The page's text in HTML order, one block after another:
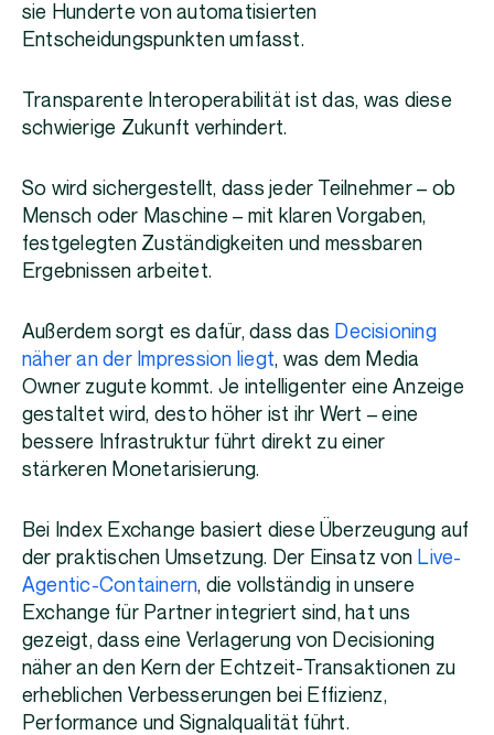
sie Hunderte von automatisierten
Entscheidungspunkten umfasst.
Transparente Interoperabilität ist das, was diese
schwierige Zukunft verhindert.
So wird sichergestellt, dass jeder Teilnehmer – ob
Mensch oder Maschine – mit klaren Vorgaben,
festgelegten Zuständigkeiten und messbaren
Ergebnissen arbeitet.
Außerdem sorgt es dafür, dass das Decisioning
näher an der Impression liegt, was dem Media
Owner zugute kommt. Je intelligenter eine Anzeige
gestaltet wird, desto höher ist ihr Wert – eine
bessere Infrastruktur führt direkt zu einer
stärkeren Monetarisierung.
Bei Index Exchange basiert diese Überzeugung auf
der praktischen Umsetzung. Der Einsatz von Live-
Agentic-Containern, die vollständig in unsere
Exchange für Partner integriert sind, hat uns
gezeigt, dass eine Verlagerung von Decisioning
näher an den Kern der Echtzeit-Transaktionen zu
erheblichen Verbesserungen bei Effizienz,
Performance und Signalqualität führt.